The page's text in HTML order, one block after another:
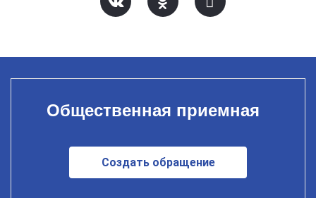
Общественная приемная
Создать обращение